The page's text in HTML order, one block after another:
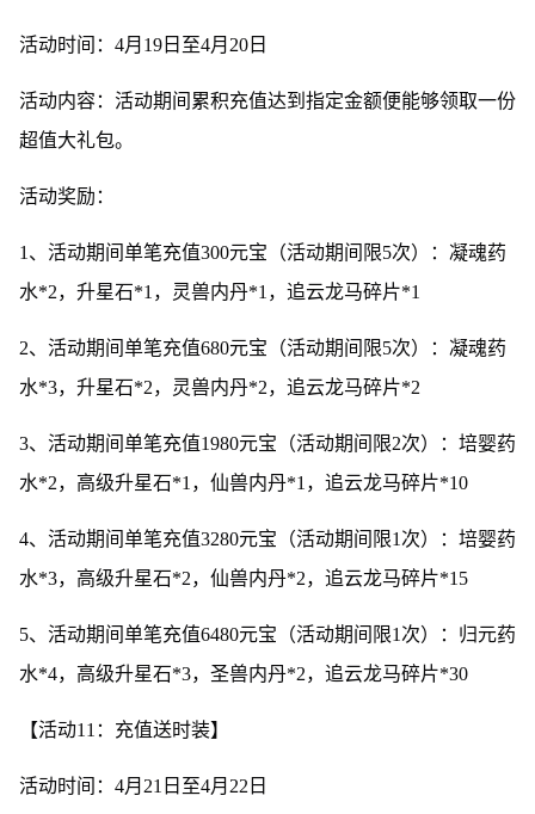
活动时间：4月19日至4月20日
活动内容：活动期间累积充值达到指定金额便能够领取一份
超值大礼包。
活动奖励：
1、活动期间单笔充值300元宝（活动期间限5次）：凝魂药
水*2，升星石*1，灵兽内丹*1，追云龙马碎片*1
2、活动期间单笔充值680元宝（活动期间限5次）：凝魂药
水*3，升星石*2，灵兽内丹*2，追云龙马碎片*2
3、活动期间单笔充值1980元宝（活动期间限2次）：培婴药
水*2，高级升星石*1，仙兽内丹*1，追云龙马碎片*10
4、活动期间单笔充值3280元宝（活动期间限1次）：培婴药
水*3，高级升星石*2，仙兽内丹*2，追云龙马碎片*15
5、活动期间单笔充值6480元宝（活动期间限1次）：归元药
水*4，高级升星石*3，圣兽内丹*2，追云龙马碎片*30
【活动11：充值送时装】
活动时间：4月21日至4月22日